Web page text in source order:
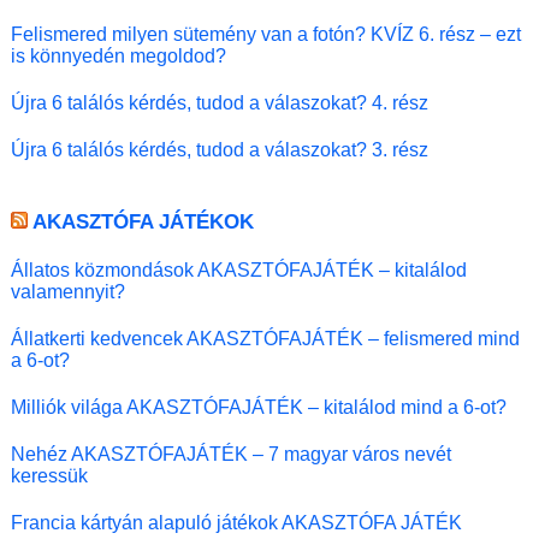
Felismered milyen sütemény van a fotón? KVÍZ 6. rész – ezt
is könnyedén megoldod?
Újra 6 találós kérdés, tudod a válaszokat? 4. rész
Újra 6 találós kérdés, tudod a válaszokat? 3. rész
AKASZTÓFA JÁTÉKOK
Állatos közmondások AKASZTÓFAJÁTÉK – kitalálod
valamennyit?
Állatkerti kedvencek AKASZTÓFAJÁTÉK – felismered mind
a 6-ot?
Milliók világa AKASZTÓFAJÁTÉK – kitalálod mind a 6-ot?
Nehéz AKASZTÓFAJÁTÉK – 7 magyar város nevét
keressük
Francia kártyán alapuló játékok AKASZTÓFA JÁTÉK